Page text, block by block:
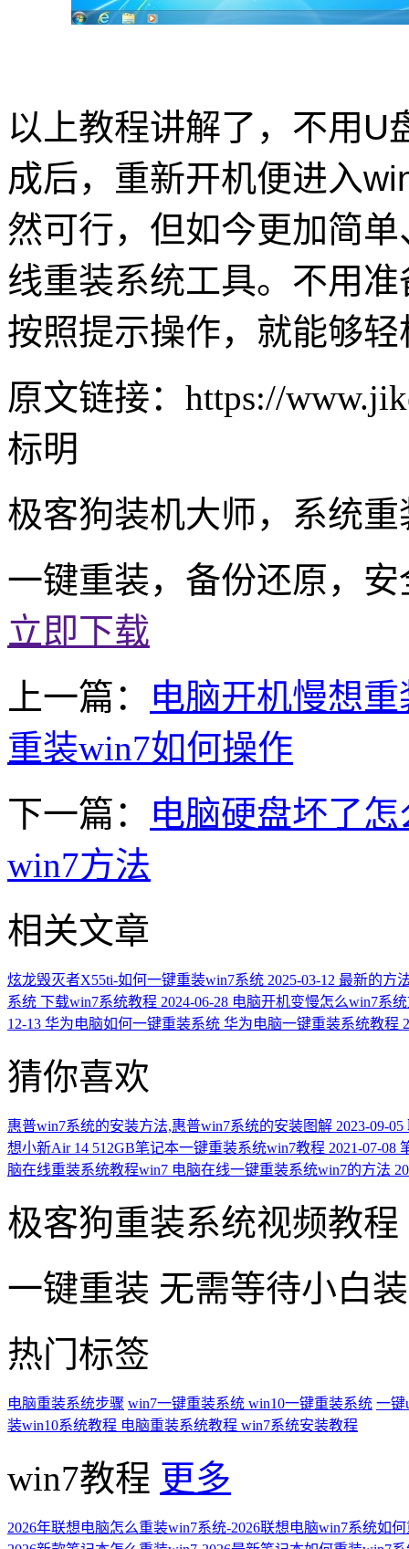
以上教程讲解了，不用U
成后，重新开机便进入
然可行，但如今更加简
线重装系统工具。不用
按照提示操作，就能够
原文链接：https://
标明
极客狗装机大师，系统
一键重装，备份还原，
立即下载
上一篇：
电脑开机慢想
重装win7如何操作
下一篇：
电脑硬盘坏了
win7方法
相关文章
炫龙毁灭者X55ti-如何一键重装win7系统 2025-03-12 最新的方
系统 下载win7系统教程 2024-06-28 电脑开机变慢怎么win7系
12-13 华为电脑如何一键重装系统 华为电脑一键重装系统教程
猜你喜欢
惠普win7系统的安装方法,惠普win7系统的安装图解 2023-09-05
想小新Air 14 512GB笔记本一键重装系统win7教程 2021-07-08
脑在线重装系统教程win7 电脑在线一键重装系统win7的方法
极客狗重装系统视频教程
一键重装 无需等待小白
热门标签
电脑重装系统步骤 win7一键重装系统 win10一键重装系统 一键
装win10系统教程 电脑重装系统教程 win7系统安装教程
win7教程 更多
2026年联想电脑怎么重装win7系统-2026联想电脑win7系统如